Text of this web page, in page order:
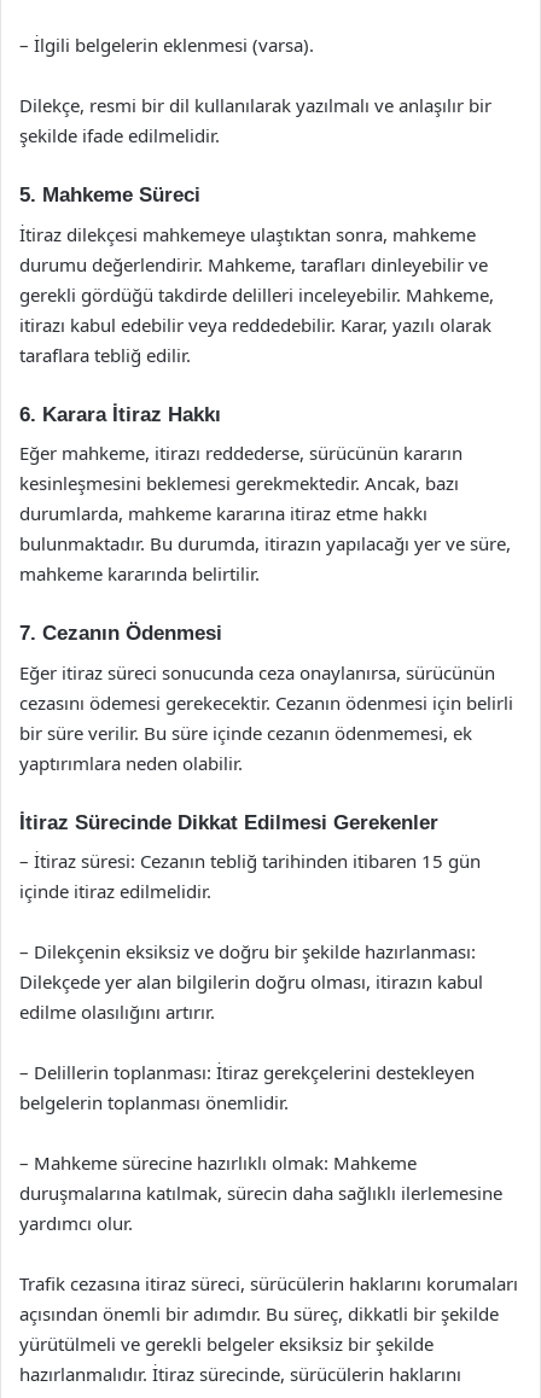
– İlgili belgelerin eklenmesi (varsa).
Dilekçe, resmi bir dil kullanılarak yazılmalı ve anlaşılır bir
şekilde ifade edilmelidir.
5. Mahkeme Süreci
İtiraz dilekçesi mahkemeye ulaştıktan sonra, mahkeme
durumu değerlendirir. Mahkeme, tarafları dinleyebilir ve
gerekli gördüğü takdirde delilleri inceleyebilir. Mahkeme,
itirazı kabul edebilir veya reddedebilir. Karar, yazılı olarak
taraflara tebliğ edilir.
6. Karara İtiraz Hakkı
Eğer mahkeme, itirazı reddederse, sürücünün kararın
kesinleşmesini beklemesi gerekmektedir. Ancak, bazı
durumlarda, mahkeme kararına itiraz etme hakkı
bulunmaktadır. Bu durumda, itirazın yapılacağı yer ve süre,
mahkeme kararında belirtilir.
7. Cezanın Ödenmesi
Eğer itiraz süreci sonucunda ceza onaylanırsa, sürücünün
cezasını ödemesi gerekecektir. Cezanın ödenmesi için belirli
bir süre verilir. Bu süre içinde cezanın ödenmemesi, ek
yaptırımlara neden olabilir.
İtiraz Sürecinde Dikkat Edilmesi Gerekenler
– İtiraz süresi: Cezanın tebliğ tarihinden itibaren 15 gün
içinde itiraz edilmelidir.
– Dilekçenin eksiksiz ve doğru bir şekilde hazırlanması:
Dilekçede yer alan bilgilerin doğru olması, itirazın kabul
edilme olasılığını artırır.
– Delillerin toplanması: İtiraz gerekçelerini destekleyen
belgelerin toplanması önemlidir.
– Mahkeme sürecine hazırlıklı olmak: Mahkeme
duruşmalarına katılmak, sürecin daha sağlıklı ilerlemesine
yardımcı olur.
Trafik cezasına itiraz süreci, sürücülerin haklarını korumaları
açısından önemli bir adımdır. Bu süreç, dikkatli bir şekilde
yürütülmeli ve gerekli belgeler eksiksiz bir şekilde
hazırlanmalıdır. İtiraz sürecinde, sürücülerin haklarını